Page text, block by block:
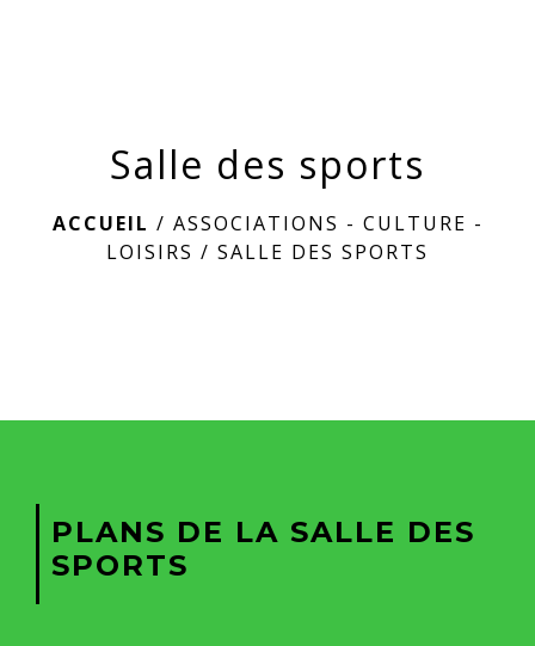
Salle des sports
ACCUEIL / ASSOCIATIONS - CULTURE -
LOISIRS / SALLE DES SPORTS
PLANS DE LA SALLE DES
SPORTS